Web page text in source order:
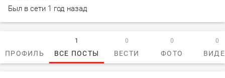
Был в сети 1 год назад
ПРОФИЛЬ ВСЕ ПОСТЫ
1
ВЕСТИ
0
ФОТО
0 0